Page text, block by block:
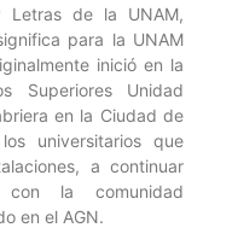
de la UNAM,
para la UNAM
inició en la
Superiores Unidad
en la Ciudad de
universitarios que
a continuar
con la comunidad
en el AGN.